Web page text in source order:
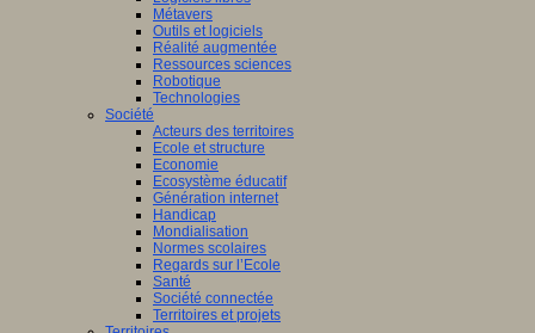
Métavers
Outils et logiciels
Réalité augmentée
Ressources sciences
Robotique
Technologies
Société
Acteurs des territoires
Ecole et structure
Economie
Ecosystème éducatif
Génération internet
Handicap
Mondialisation
Normes scolaires
Regards sur l’Ecole
Santé
Société connectée
Territoires et projets